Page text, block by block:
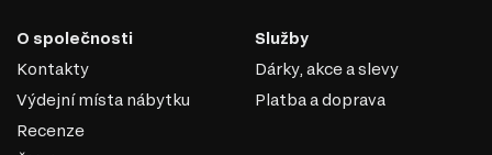
O společnosti
Kontakty
Výdejní místa nábytku
Recenze
Služby
Dárky, akce a slevy
Platba a doprava